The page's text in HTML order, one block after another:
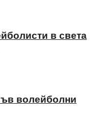
в света
волейболни